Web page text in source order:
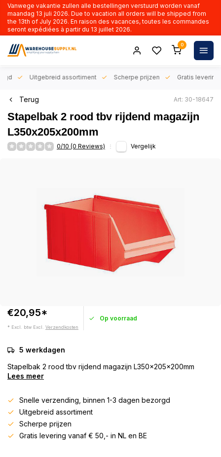
Vanwege vakantie zullen alle bestellingen verstuurd worden vanaf
maandag 13 juli 2026. Due to vacation all orders will be shipped from
the 13th of July 2026. En raison des vacances, toutes les commandes
seront expédiées à partir du 13 juillet 2026.
0
Uitgebreid assortiment Scherpe prijzen Gratis levering
Terug Art: 30-18647
Stapelbak 2 rood tbv rijdend magazijn
L350x205x200mm
0/10 (0 Reviews) Vergelijk
€20,95*
* Excl. btw Excl. Verzendkosten
Op voorraad
5 werkdagen
Stapelbak 2 rood tbv rijdend magazijn L350x205x200mm
Lees meer
Snelle verzending, binnen 1-3 dagen bezorgd
Uitgebreid assortiment
Scherpe prijzen
Gratis levering vanaf € 50,- in NL en BE